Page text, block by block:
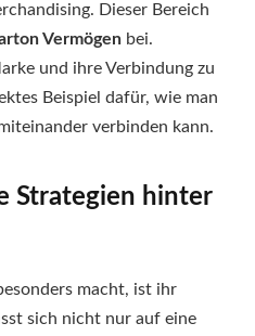
Dieser Bereich
Vermögen bei.
und ihre Verbindung zu
Beispiel dafür, wie man
verbinden kann.
Strategien hinter
macht, ist ihr
sich nicht nur auf eine